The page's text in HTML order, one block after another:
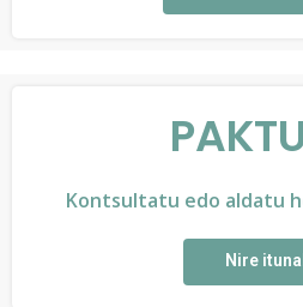
Kontsultatu edo aldatu
Nire